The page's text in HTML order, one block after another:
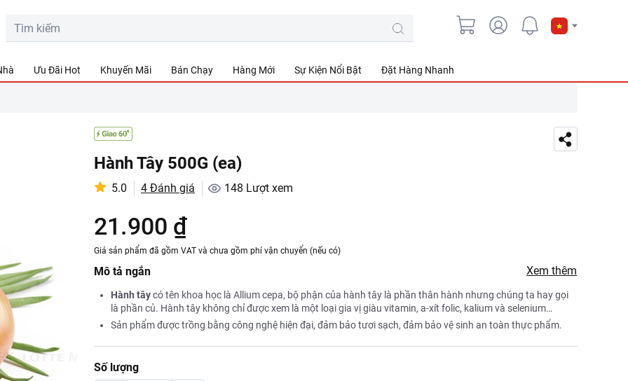
Ưu Đãi Hot Khuyến Mãi Bán Chạy Hàng Mới Sự Kiện Nổi Bật Đặt Hàng Nhanh
Hành Tây 500G (ea)
5.0 4 Đánh giá 148 Lượt xem
21.900 ₫
Giá sản phẩm đã gồm VAT và chưa gồm phí vận chuyển (nếu có)
Mô tả ngắn Xem thêm
Hành tâycó tên khoa học là Allium cepa, bộ phận của hành tây là phần thân hành nhưng chúng ta hay gọi
là phần củ. Hành tây không chỉ được xem là một loại gia vị giàu vitamin, a-xít folic, kalium và selenium…
Sản phẩm được trồng bằng công nghệ hiện đại, đảm bảo tươi sạch, đảm bảo vệ sinh an toàn thực phẩm.
Số lượng